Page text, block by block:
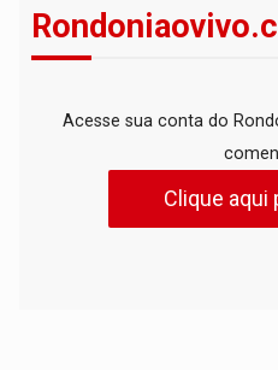
Acesse sua conta do
Clique aqui